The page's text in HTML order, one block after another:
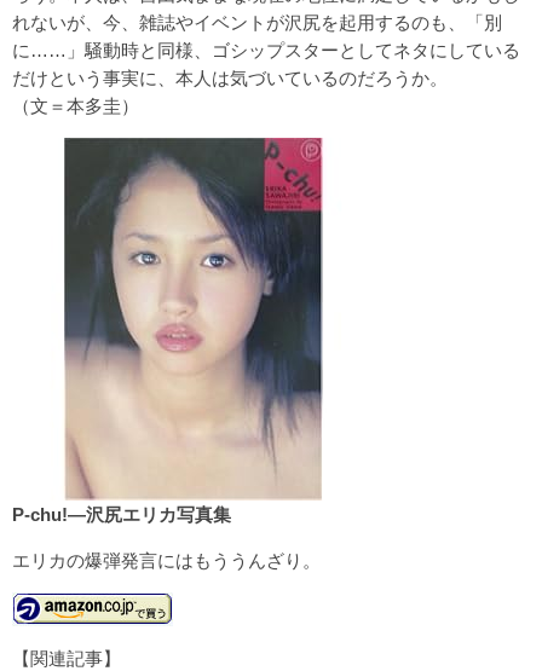
れないが、今、雑誌やイベントが沢尻を起用するのも、「別
に……」騒動時と同様、ゴシップスターとしてネタにしている
だけという事実に、本人は気づいているのだろうか。
（文＝本多圭）
P‐chu!―沢尻エリカ写真集
エリカの爆弾発言にはもううんざり。
【関連記事】